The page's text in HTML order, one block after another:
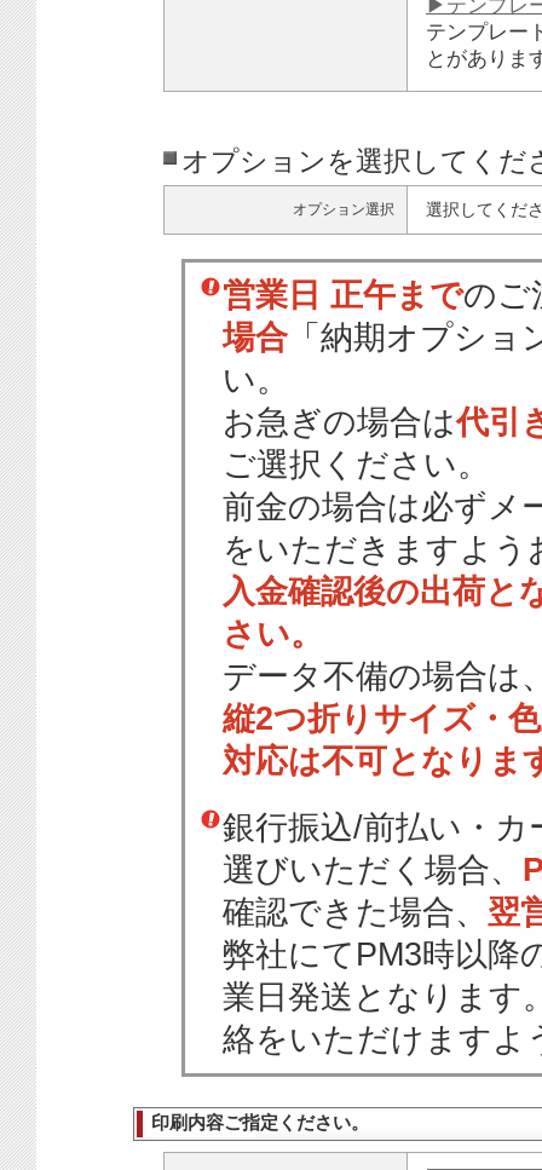
▶テンプレ
テンプレー
とがありま
オプションを選択してくだ
オプション選択 選択してくだ
営業日 正午までのご
場合 「納期オプショ
い。
お急ぎの場合は代引
ご選択ください。
前金の場合は必ずメ
をいただきますよう
入金確認後の出荷と
さい。
データ不備の場合は
縦2つ折りサイズ・
対応は不可となりま
銀行振込/前払い・
選びいただく場合、
確認できた場合、 翌
弊社にてPM3時以降
業日発送となります
絡をいただけますよ
印刷内容ご指定ください。